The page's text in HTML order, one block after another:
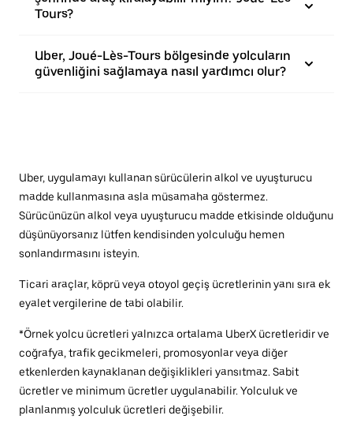
Tours?
Uber, Joué-Lès-Tours bölgesinde yolcuların
güvenliğini sağlamaya nasıl yardımcı olur?
Uber, uygulamayı kullanan sürücülerin alkol ve uyuşturucu
madde kullanmasına asla müsamaha göstermez.
Sürücünüzün alkol veya uyuşturucu madde etkisinde olduğunu
düşünüyorsanız lütfen kendisinden yolculuğu hemen
sonlandırmasını isteyin.
Ticari araçlar, köprü veya otoyol geçiş ücretlerinin yanı sıra ek
eyalet vergilerine de tabi olabilir.
*Örnek yolcu ücretleri yalnızca ortalama UberX ücretleridir ve
coğrafya, trafik gecikmeleri, promosyonlar veya diğer
etkenlerden kaynaklanan değişiklikleri yansıtmaz. Sabit
ücretler ve minimum ücretler uygulanabilir. Yolculuk ve
planlanmış yolculuk ücretleri değişebilir.